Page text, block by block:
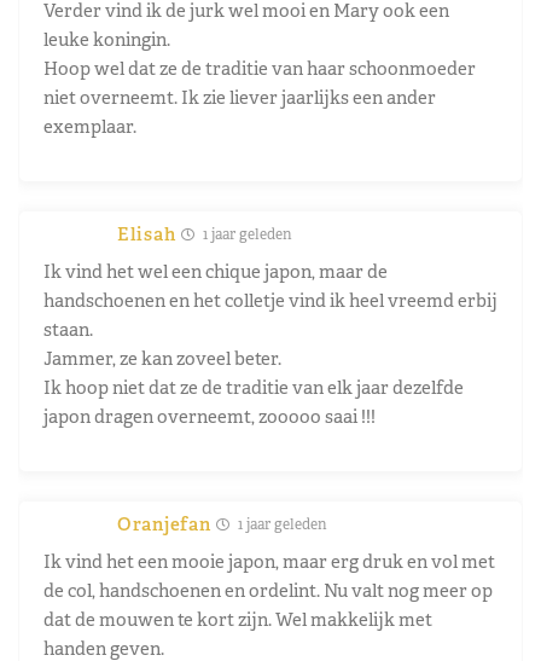
Verder vind ik de jurk wel mooi en Mary ook een
leuke koningin.
Hoop wel dat ze de traditie van haar schoonmoeder
niet overneemt. Ik zie liever jaarlijks een ander
exemplaar.
Elisah 1 jaar geleden
Ik vind het wel een chique japon, maar de
handschoenen en het colletje vind ik heel vreemd erbij
staan.
Jammer, ze kan zoveel beter.
Ik hoop niet dat ze de traditie van elk jaar dezelfde
japon dragen overneemt, zooooo saai !!!
Oranjefan 1 jaar geleden
Ik vind het een mooie japon, maar erg druk en vol met
de col, handschoenen en ordelint. Nu valt nog meer op
dat de mouwen te kort zijn. Wel makkelijk met
handen geven.